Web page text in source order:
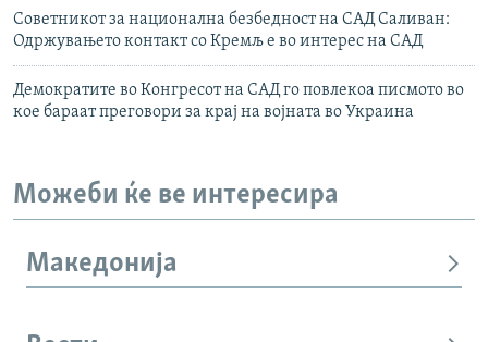
Советникот за национална безбедност на САД Саливан:
Одржувањето контакт со Кремљ е во интерес на САД
Демократите во Конгресот на САД го повлекоа писмото во
кое бараат преговори за крај на војната во Украина
Можеби ќе ве интересира
Македонија